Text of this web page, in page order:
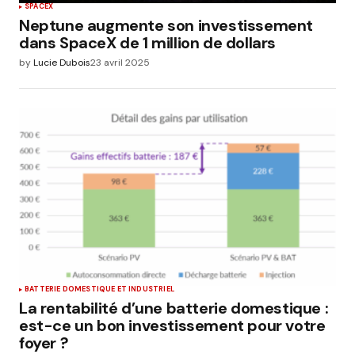
SPACEX
Neptune augmente son investissement
dans SpaceX de 1 million de dollars
byLucie Dubois23 avril 2025
BATTERIE DOMESTIQUE ET INDUSTRIEL
La rentabilité d’une batterie domestique :
est-ce un bon investissement pour votre
foyer ?